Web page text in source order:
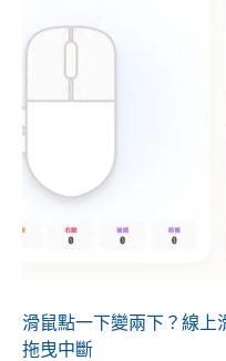
滑鼠點一下變兩下？線上
拖曳中斷